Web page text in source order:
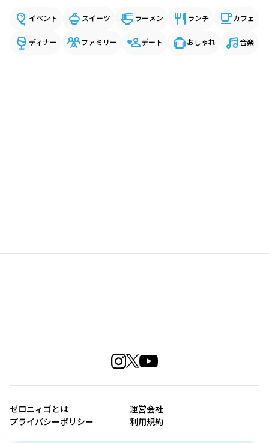
イベント スイーツ ラーメン ランチ カフェ
ディナー ファミリー デート おしゃれ 音楽
ゼロニィゴとは
運営会社
プライバシーポリシー
利用規約